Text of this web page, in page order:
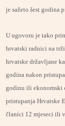
je sažeto šest godina
U ugovoru je tako
hrvatski radnici na
hrvatske državljane
godina nakon
godinu ili ekonomski
pristupanja Hrvatske
članici 12 mjeseci ili